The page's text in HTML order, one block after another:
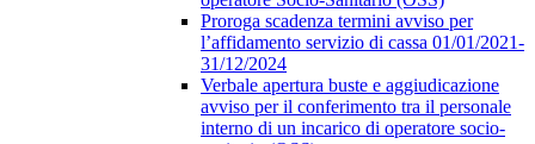
Proroga scadenza termini avviso per
l’affidamento servizio di cassa 01/01/2021-
31/12/2024
Verbale apertura buste e aggiudicazione
avviso per il conferimento tra il personale
interno di un incarico di operatore socio-